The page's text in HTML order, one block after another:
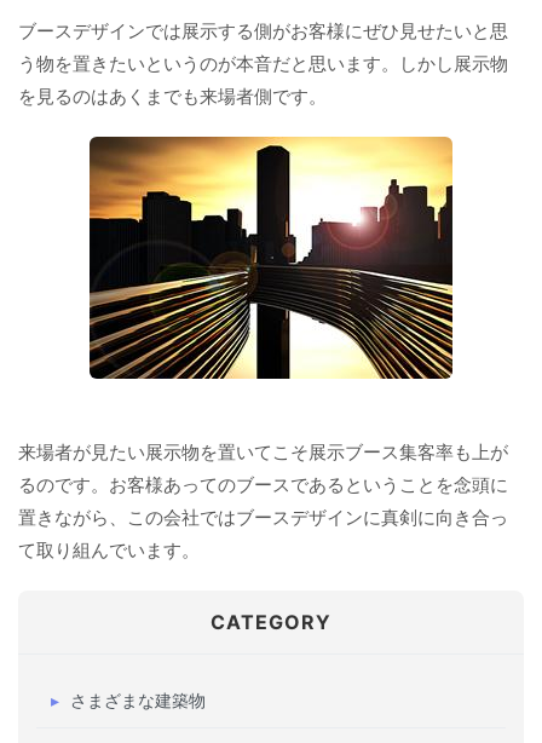
ブースデザインでは展示する側がお客様にぜひ見せたいと思
う物を置きたいというのが本音だと思います。しかし展示物
を見るのはあくまでも来場者側です。
来場者が見たい展示物を置いてこそ展示ブース集客率も上が
るのです。お客様あってのブースであるということを念頭に
置きながら、この会社ではブースデザインに真剣に向き合っ
て取り組んでいます。
CATEGORY
さまざまな建築物